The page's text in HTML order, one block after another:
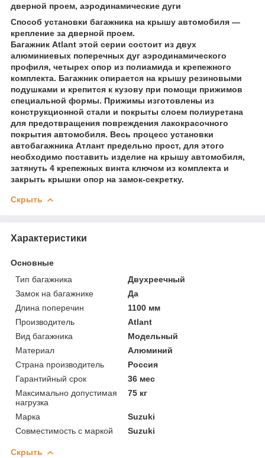
дверной проем, аэродинамические дуги
Способ установки багажника на крышу автомобиля —
крепление за дверной проем.
Багажник Atlant этой серии состоит из двух
алюминиевых поперечных дуг аэродинамического
профиля, четырех опор из полиамида и крепежного
комплекта. Багажник опирается на крышу резиновыми
подушками и крепится к кузову при помощи прижимов
специальной формы. Прижимы изготовлены из
конструкционной стали и покрыты слоем полиуретана
для предотвращения повреждения лакокрасочного
покрытия автомобиля. Весь процесс установки
автобагажника Атлант предельно прост, для этого
необходимо поставить изделие на крышу автомобиля,
затянуть 4 крепежных винта ключом из комплекта и
закрыть крышки опор на замок-секретку.
Скрыть
Характеристики
Основные
Тип багажника
Двухреечный
Замок на багажнике
Да
Длина поперечин
1100 мм
Производитель
Atlant
Вид багажника
Модельный
Материал
Алюминий
Страна производитель
Россия
Гарантийный срок
36 мес
Максимально допустимая
нагрузка
75 кг
Марка
Suzuki
Совместимость с маркой
Suzuki
Скрыть